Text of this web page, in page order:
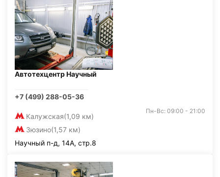
Автотехцентр Научный
+7 (499) 288-05-36
Калужская(1,09 км)
Зюзино(1,57 км)
Пн-Вс: 09:00 - 21:00
Научный п-д, 14А, стр.8